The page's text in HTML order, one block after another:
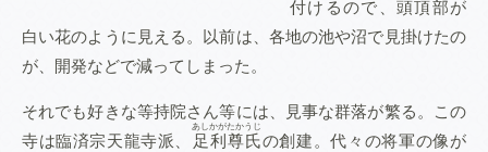
付けるので、頭頂部が
白い花のように見える。以前は、各地の池や沼で見掛けたの
が、開発などで減ってしまった。
それでも好きな等持院さん等には、見事な群落が繁る。この
寺は臨済宗天龍寺派、
足利尊氏
あしかがたかうじ
の創建。代々の将軍の像が